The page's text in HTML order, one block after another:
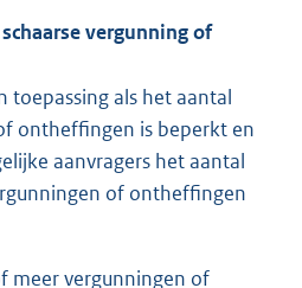
vergunning of
toepassing als het aantal
ontheffingen is beperkt en
aanvragers het aantal
of ontheffingen
meer vergunningen of